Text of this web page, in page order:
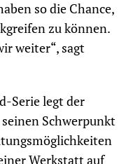
so die Chance,
zu können.
weiter“, sagt
Serie legt der
Schwerpunkt
Werkstatt auf